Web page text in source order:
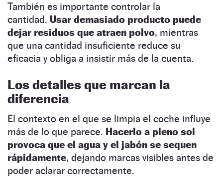
También es importante controlar la
cantidad. Usar demasiado producto puede
dejar residuos que atraen polvo, mientras
que una cantidad insuficiente reduce su
eficacia y obliga a insistir más de la cuenta.
Los detalles que marcan la
diferencia
El contexto en el que se limpia el coche influye
más de lo que parece. Hacerlo a pleno sol
provoca que el agua y el jabón se sequen
rápidamente, dejando marcas visibles antes de
poder aclarar correctamente.